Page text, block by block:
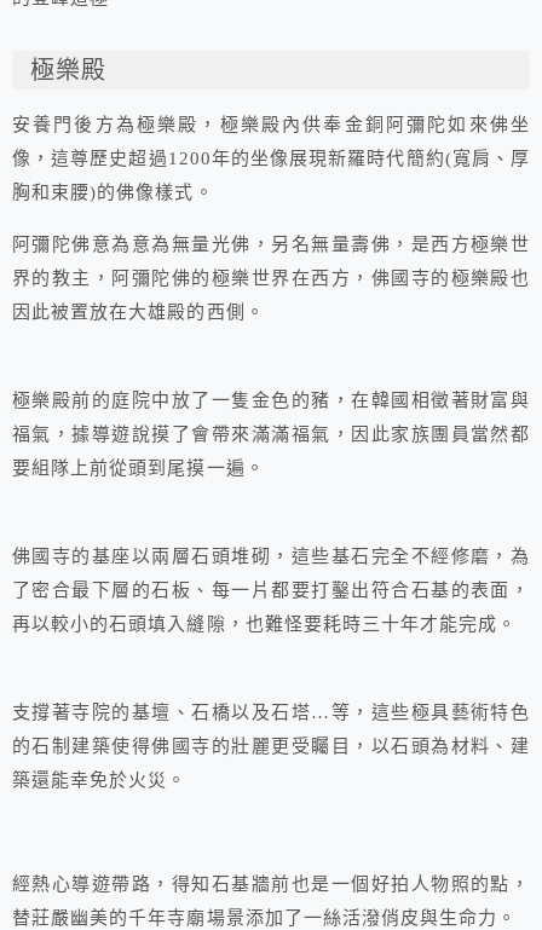
極樂殿
安養門後方為極樂殿，極樂殿內供奉金銅阿彌陀如來佛坐
像，這尊歷史超過1200年的坐像展現新羅時代簡約(寬肩、厚
胸和束腰)的佛像樣式。
阿彌陀佛意為意為無量光佛，另名無量壽佛，是西方極樂世
界的教主，阿彌陀佛的極樂世界在西方，佛國寺的極樂殿也
因此被置放在大雄殿的西側。
極樂殿前的庭院中放了一隻金色的豬，在韓國相徵著財富與
福氣，據導遊說摸了會帶來滿滿福氣，因此家族團員當然都
要組隊上前從頭到尾摸一遍。
佛國寺的基座以兩層石頭堆砌，這些基石完全不經修磨，為
了密合最下層的石板、每一片都要打鑿出符合石基的表面，
再以較小的石頭填入縫隙，也難怪要耗時三十年才能完成。
支撐著寺院的基壇、石橋以及石塔…等，這些極具藝術特色
的石制建築使得佛國寺的壯麗更受矚目，以石頭為材料、建
築還能幸免於火災。
經熱心導遊帶路，得知石基牆前也是一個好拍人物照的點，
替莊嚴幽美的千年寺廟場景添加了一絲活潑俏皮與生命力。